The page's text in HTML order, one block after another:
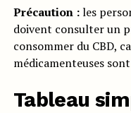
Précaution :les
doivent consulter un
consommer du CBD,
médicamenteuses
Tableau